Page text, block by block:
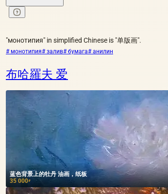
"монотипия" in simplified Chinese is "单版画".
# монотипия# залив# бумага# анилин
布哈羅夫 爱
蓝色背景上的牡丹 油画，纸板
35 000₽